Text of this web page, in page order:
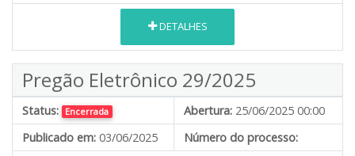
DETALHES
Pregão Eletrônico 29/2025
Status: Encerrada Abertura: 25/06/2025 00:00
Publicado em: 03/06/2025
Número do processo: